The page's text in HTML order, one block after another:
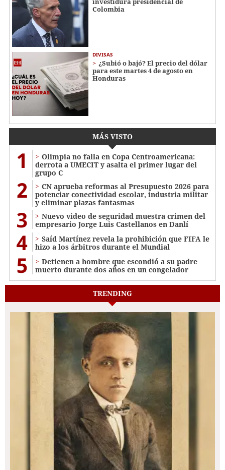
Colombia
DIVISAS
¿Subió o bajó? El precio del dólar
para este martes 4 de agosto en
Honduras
MÁS VISTO
1
Olimpia no falla en Copa Centroamericana:
derrota a UMECIT y asalta el primer lugar del
grupo C
2
CN aprueba reformas al Presupuesto 2026 para
potenciar conectividad escolar, industria militar
y eliminar plazas fantasmas
3
Nuevo video de seguridad muestra crimen del
empresario Jorge Luis Castellanos en Danlí
4
Saíd Martínez revela la prohibición que FIFA le
hizo a los árbitros durante el Mundial
5
Detienen a hombre que escondió a su padre
muerto durante dos años en un congelador
TRENDING